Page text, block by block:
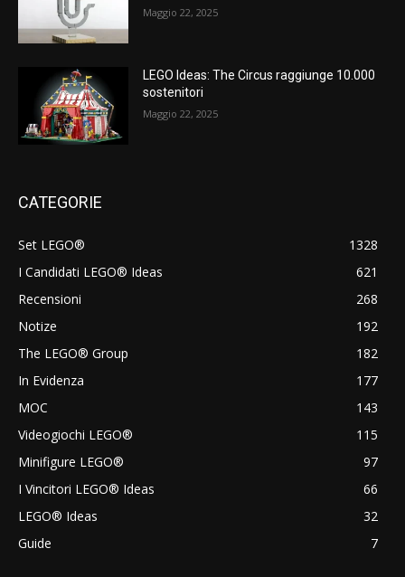
Maggio 22, 2025
LEGO Ideas: The Circus raggiunge 10.000
sostenitori
Maggio 22, 2025
CATEGORIE
Set LEGO®
1328
I Candidati LEGO® Ideas
621
Recensioni
268
Notize
192
The LEGO® Group
182
In Evidenza
177
MOC
143
Videogiochi LEGO®
115
Minifigure LEGO®
97
I Vincitori LEGO® Ideas
66
LEGO® Ideas
32
Guide
7